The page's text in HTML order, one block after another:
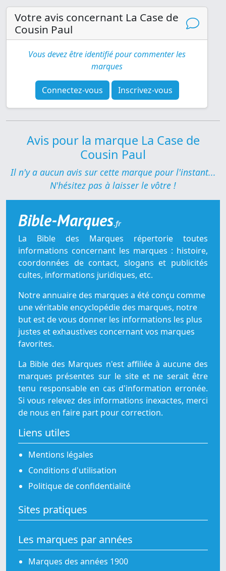
Votre avis concernant La Case de
Cousin Paul
Vous devez être identifié pour commenter les
marques
Connectez-vous Inscrivez-vous
Avis pour la marque La Case de
Cousin Paul
Il n'y a aucun avis sur cette marque pour l'instant...
N'hésitez pas à laisser le vôtre !
Bible-Marques.fr
La Bible des Marques répertorie toutes
informations concernant les marques : histoire,
coordonnées de contact, slogans et publicités
cultes, informations juridiques, etc.
Notre annuaire des marques a été conçu comme
une véritable encyclopédie des marques, notre
but est de vous donner les informations les plus
justes et exhaustives concernant vos marques
favorites.
La Bible des Marques n'est affiliée à aucune des
marques présentes sur le site et ne serait être
tenu responsable en cas d'information erronée.
Si vous relevez des informations inexactes, merci
de nous en faire part pour correction.
Liens utiles
Mentions légales
Conditions d'utilisation
Politique de confidentialité
Sites pratiques
Les marques par années
Marques des années 1900